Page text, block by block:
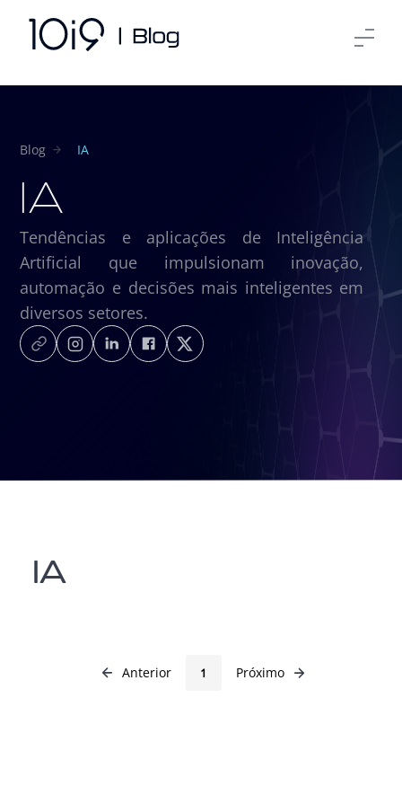
Blog IA
IA
Tendências e aplicações de Inteligência
Artificial que impulsionam inovação,
automação e decisões mais inteligentes em
diversos setores.
IA
Anterior 1 Próximo